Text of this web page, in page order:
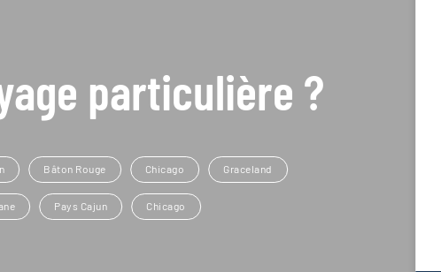
particulière ?
Bâton Rouge Chicago Graceland
Pays Cajun Chicago